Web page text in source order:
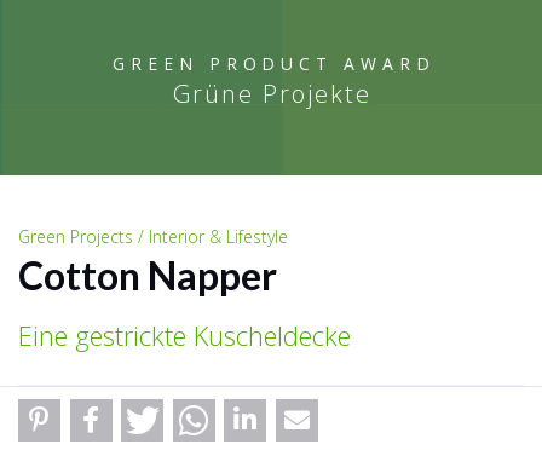
GREEN PRODUCT AWARD
Grüne Projekte
Green Projects / Interior & Lifestyle
Cotton Napper
Eine gestrickte Kuscheldecke